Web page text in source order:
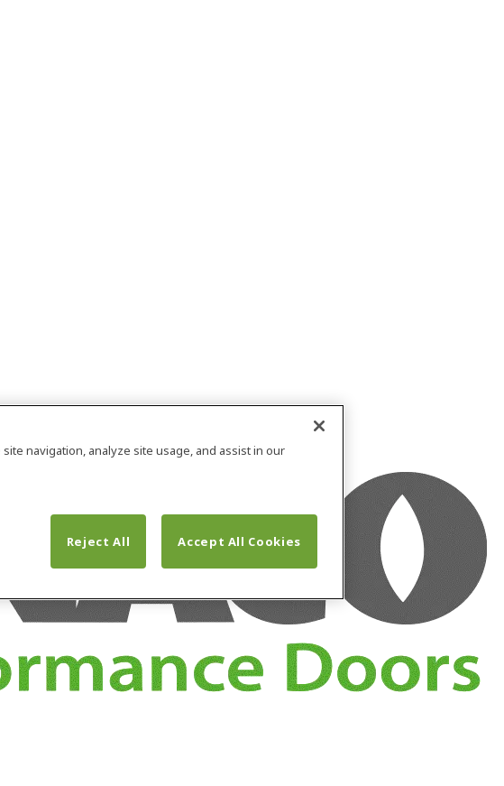
navigation, analyze site usage, and assist in our
Reject All
Accept All Cookies